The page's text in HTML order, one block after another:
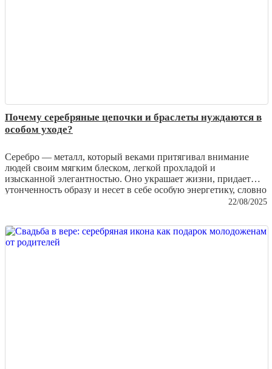
Почему серебряные цепочки и браслеты нуждаются в
особом уходе?
Серебро — металл, который веками притягивал внимание
людей своим мягким блеском, легкой прохладой и
изысканной элегантностью. Оно украшает жизни, придает
утонченность образу и несет в себе особую энергетику, словно
капля лунного света, застывшая в виде ювелирного изделия.
В этой статье мы расскажем, почему серебряные цепочки и
браслеты нуждаются в особом уходе и как сохранить их
22/08/2025